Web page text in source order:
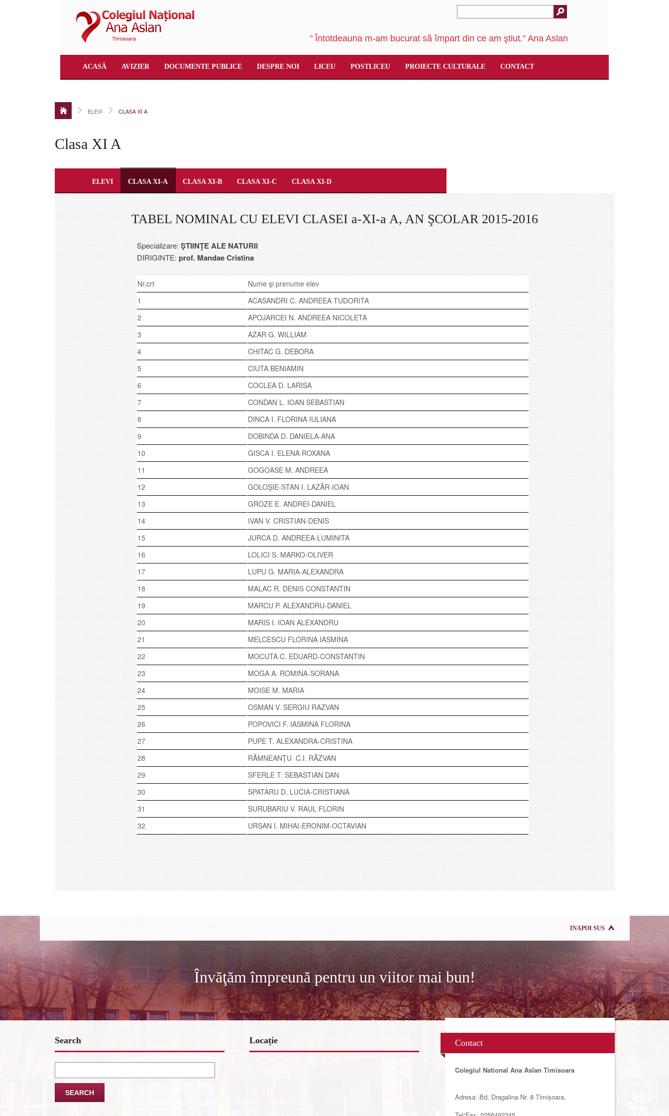
" Întotdeauna m-am bucurat să împart din ce am ştiut." Ana Aslan
ACASĂ AVIZIER DOCUMENTE PUBLICE DESPRE NOI LICEU POSTLICEU PROIECTE CULTURALE CONTACT
ELEVI CLASA XI A
Clasa XI A
ELEVI CLASA XI-A CLASA XI-B CLASA XI-C CLASA XI-D
TABEL NOMINAL CU ELEVI CLASEI a-XI-a A, AN ŞCOLAR 2015-2016
Specializare:ŞTIINŢE ALE NATURII
DIRIGINTE:prof. Mandae Cristina
Nr.crt
Nume şi prenume elev
1
ACASANDRI C. ANDREEA TUDORITA
2
APOJARCEI N. ANDREEA NICOLETA
3
AZAR G. WILLIAM
4
CHITAC G. DEBORA
5
CIUTA BENIAMIN
6
COCLEA D. LARISA
7
CONDAN L. IOAN SEBASTIAN
8
DINCA I. FLORINA IULIANA
9
DOBINDA D. DANIELA-ANA
10
GISCA I. ELENA ROXANA
11
GOGOASE M. ANDREEA
12
GOLOŞIE-STAN I. LAZĂR-IOAN
13
GROZE E. ANDREI-DANIEL
14
IVAN V. CRISTIAN-DENIS
15
JURCA D. ANDREEA-LUMINITA
16
LOLICI S. MARKO-OLIVER
17
LUPU G. MARIA-ALEXANDRA
18
MALAC R. DENIS CONSTANTIN
19
MARCU P. ALEXANDRU-DANIEL
20
MARIS I. IOAN ALEXANDRU
21
MELCESCU FLORINA IASMINA
22
MOCUTA C. EDUARD-CONSTANTIN
23
MOGA A. ROMINA-SORANA
24
MOISE M. MARIA
25
OSMAN V. SERGIU RAZVAN
26
POPOVICI F. IASMINA FLORINA
27
PUPE T. ALEXANDRA-CRISTINA
28
RĂMNEANŢU C.I. RĂZVAN
29
SFERLE T. SEBASTIAN DAN
30
SPATARU D. LUCIA-CRISTIANA
31
SURUBARIU V. RAUL FLORIN
32
URSAN I. MIHAI-ERONIM-OCTAVIAN
INAPOI SUS
Învăţăm împreună pentru un viitor mai bun!
Search
for:
Locație Contact
Colegiul National Ana Aslan Timisoara
Adresa: Bd. Dragalina Nr. 8 Timișoara,